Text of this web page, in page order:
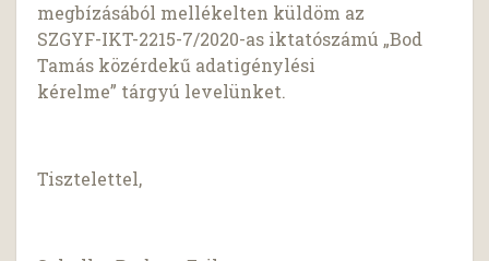
megbízásából mellékelten küldöm az
SZGYF-IKT-2215-7/2020-as iktatószámú „Bod
Tamás közérdekű adatigénylési
kérelme” tárgyú levelünket.
Tisztelettel,